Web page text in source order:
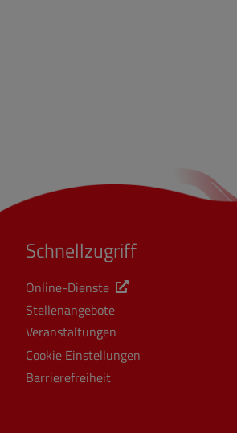
Schnellzugriff
Online-Dienste
Stellenangebote
Veranstaltungen
Cookie Einstellungen
Barrierefreiheit